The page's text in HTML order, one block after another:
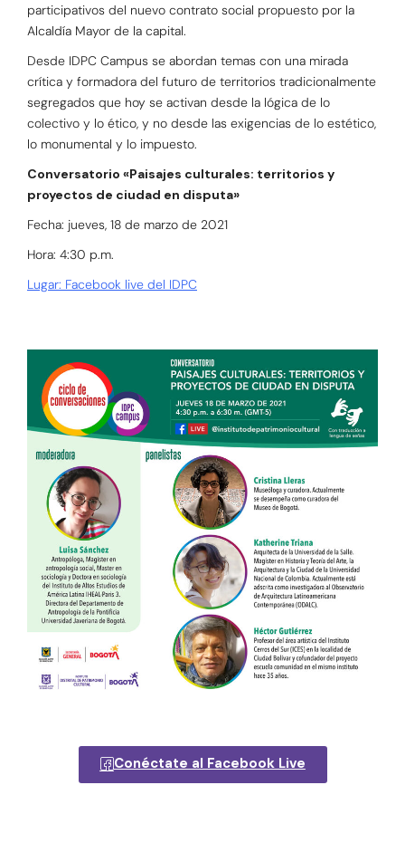
participativos del nuevo contrato social propuesto por la
Alcaldía Mayor de la capital.
Desde IDPC Campus se abordan temas con una mirada
crítica y formadora del futuro de territorios tradicionalmente
segregados que hoy se activan desde la lógica de lo
colectivo y lo ético, y no desde las exigencias de lo estético,
lo monumental y lo impuesto.
Conversatorio «Paisajes culturales: territorios y
proyectos de ciudad en disputa»
Fecha: jueves, 18 de marzo de 2021
Hora: 4:30 p.m.
Lugar: Facebook live del IDPC
Conéctate al Facebook Live